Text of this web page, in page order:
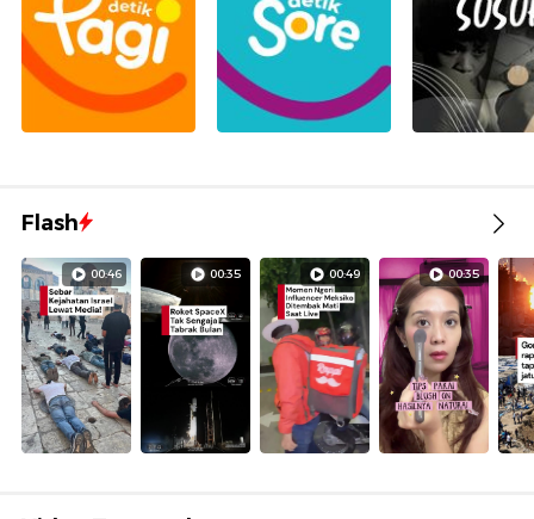
Flash
00:46 00:35 00:49 00:35